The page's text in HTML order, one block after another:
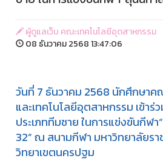
ผู้ดูแลเว็บ คณะเทคโนโลยีอุตสาหกรรม
08 ธันวาคม 2568 13:47:06
วันที่ 7 ธันวาคม 2568 นักศึกษาค
และเทคโนโลยีอุตสาหกรรม เข้า
ประเภททีมชาย ในการแข่งขันกีฬ
32” ณ สนามกีฬา มหาวิทยาลัยร
วิทยาเขตนครปฐม